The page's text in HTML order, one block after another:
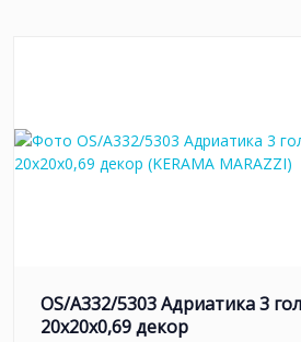
OS/A332/5303 Адриатика 3
20x20x0,69 декор